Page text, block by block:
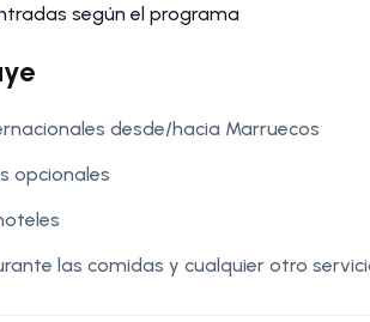
según el programa
desde/hacia Marruecos
opcionales
las comidas y cualquier otro